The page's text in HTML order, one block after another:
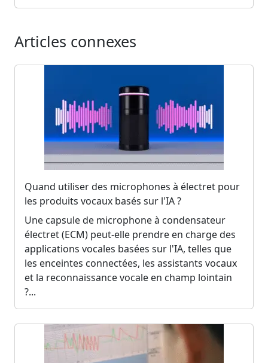
Articles connexes
Quand utiliser des microphones à électret pour
les produits vocaux basés sur l'IA ?
Une capsule de microphone à condensateur
électret (ECM) peut-elle prendre en charge des
applications vocales basées sur l'IA, telles que
les enceintes connectées, les assistants vocaux
et la reconnaissance vocale en champ lointain
?...